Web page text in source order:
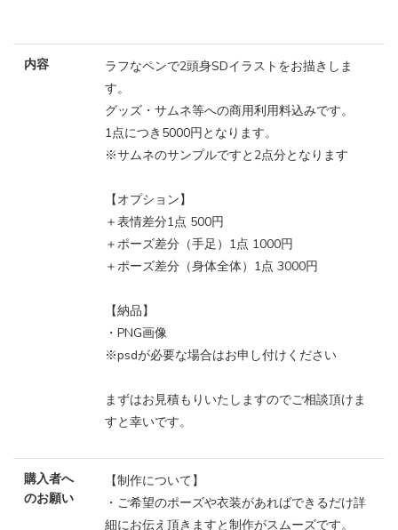
内容
ラフなペンで2頭身SDイラストをお描きしま
す。
グッズ・サムネ等への商用利用料込みです。
1点につき5000円となります。
※サムネのサンプルですと2点分となります
【オプション】
＋表情差分1点 500円
＋ポーズ差分（手足）1点 1000円
＋ポーズ差分（身体全体）1点 3000円
【納品】
・PNG画像
※psdが必要な場合はお申し付けください
まずはお見積もりいたしますのでご相談頂けま
すと幸いです。
購入者へ
のお願い
【制作について】
・ご希望のポーズや衣装があればできるだけ詳
細にお伝え頂きますと制作がスムーズです。